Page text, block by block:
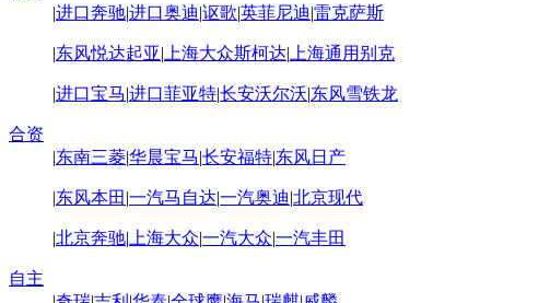
|进口奔驰|进口奥迪|讴歌|英菲尼迪|雷克萨斯
|东风悦达起亚| 上海大众斯柯达| 上海通用别克
|进口宝马|进口菲亚特|长安沃尔沃|东风雪铁龙
合资
|东南三菱|华晨宝马|长安福特|东风日产
|东风本田 |一汽马自达|一汽奥迪|北京现代
|北京奔驰| 上海大众|一汽大众|一汽丰田
自主